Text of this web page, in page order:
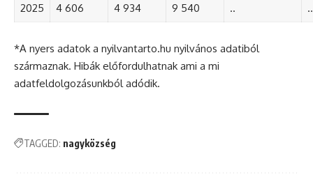
2025 4 606 4 934 9 540 .. ..
*A nyers adatok a nyilvantarto.hu nyilvános adatiból
származnak. Hibák előfordulhatnak ami a mi
adatfeldolgozásunkból adódik.
TAGGED: nagyközség